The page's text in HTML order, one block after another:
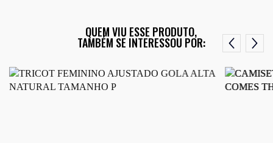
QUEM VIU ESSE PRODUTO,
TAMBÉM SE INTERESSOU POR: